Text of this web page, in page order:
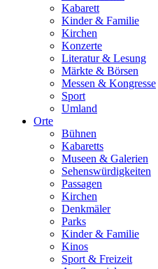
Kabarett
Kinder & Familie
Kirchen
Konzerte
Literatur & Lesung
Märkte & Börsen
Messen & Kongresse
Sport
Umland
Orte
Bühnen
Kabaretts
Museen & Galerien
Sehenswürdigkeiten
Passagen
Kirchen
Denkmäler
Parks
Kinder & Familie
Kinos
Sport & Freizeit